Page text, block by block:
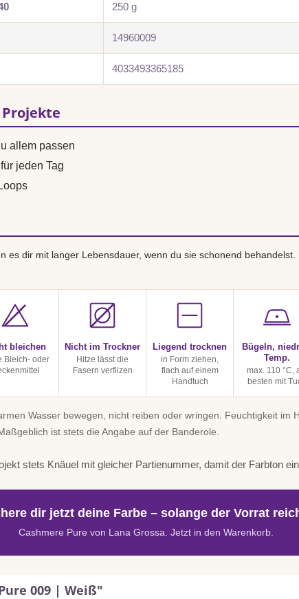
250 g
14960009
4033493365185
allem passen
jeden Tag
es dir mit langer Lebensdauer, wenn du sie schonend
bleichen
Bleich- oder
Nicht im Trockner
Hitze lässt die
Fasern verfilzen
Liegend trocknen
in Form ziehen,
flach auf einem
Handtuch
Bügeln,
Temp.
max. 110 °C,
besten mit
Wasser bewegen, nicht reiben oder wringen. Feuchtigkeit im
ist stets die Angabe auf der Banderole.
stets Knäuel mit gleicher Partienummer, damit der Farbton
dir jetzt deine Farbe – solange der Vorrat
Cashmere Pure von Lana Grossa. Jetzt in den Warenkorb.
009 | Weiß"